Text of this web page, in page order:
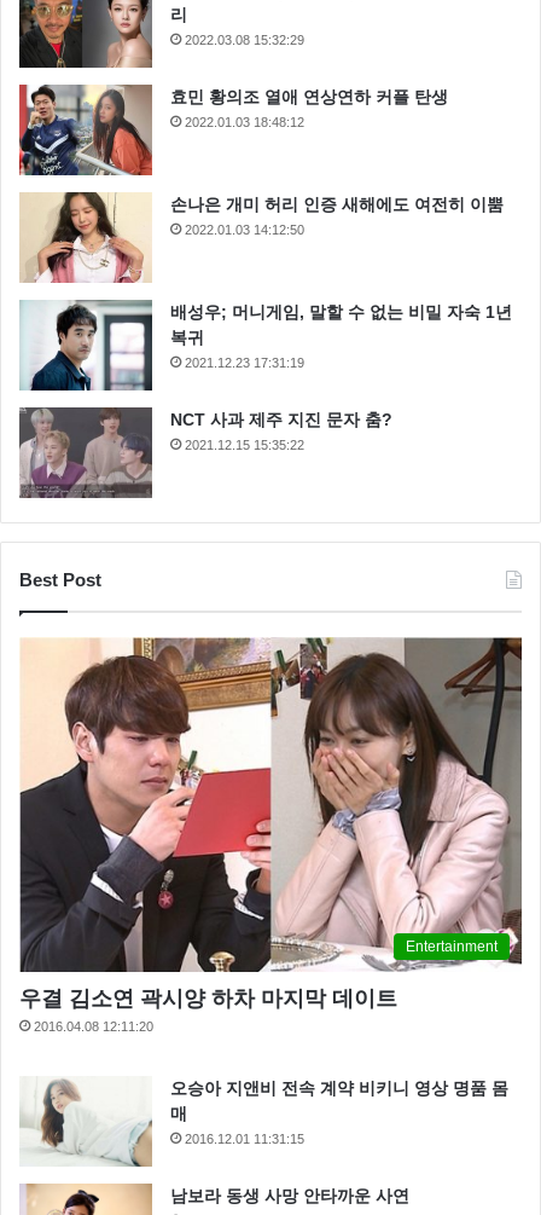
리
2022.03.08 15:32:29
효민 황의조 열애 연상연하 커플 탄생
2022.01.03 18:48:12
손나은 개미 허리 인증 새해에도 여전히 이뿜
2022.01.03 14:12:50
배성우; 머니게임, 말할 수 없는 비밀 자숙 1년
복귀
2021.12.23 17:31:19
NCT 사과 제주 지진 문자 춤?
2021.12.15 15:35:22
Best Post
Entertainment
우결 김소연 곽시양 하차 마지막 데이트
2016.04.08 12:11:20
오승아 지앤비 전속 계약 비키니 영상 명품 몸
매
2016.12.01 11:31:15
남보라 동생 사망 안타까운 사연